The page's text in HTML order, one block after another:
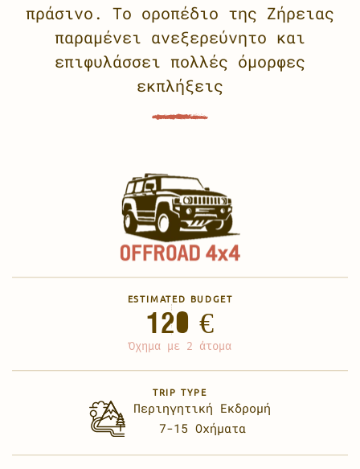
πράσινο. Το οροπέδιο της Ζήρειας
παραμένει ανεξερεύνητο και
επιφυλάσσει πολλές όμορφες
εκπλήξεις
ESTIMATED BUDGET
120 €
Όχημα με 2 άτομα
TRIP TYPE
Περιηγητική Εκδρομή
7-15 Οχήματα